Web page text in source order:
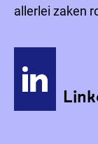
allerlei zaken